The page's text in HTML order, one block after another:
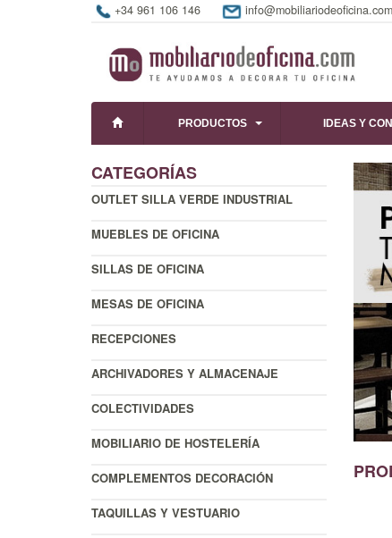
+34 961 106 146 info@mobiliariodeoficina.com
PRODUCTOS IDEAS Y
CATEGORÍAS
OUTLET SILLA VERDE INDUSTRIAL
MUEBLES DE OFICINA
SILLAS DE OFICINA
MESAS DE OFICINA
RECEPCIONES
ARCHIVADORES Y ALMACENAJE
COLECTIVIDADES
MOBILIARIO DE HOSTELERÍA
COMPLEMENTOS DECORACIÓN
TAQUILLAS Y VESTUARIO